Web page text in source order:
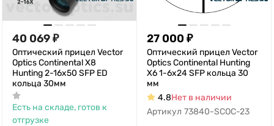
40 069₽
Оптический прицел Vector
Optics Continental X8
Hunting 2-16x50 SFP ED
кольца 30мм
Есть на складе, готов к
отгрузке
27 000 ₽
Оптический прицел Vector
Optics Continental Hunting
X6 1-6x24 SFP кольца 30
мм
4.8Нет в наличии
Артикул 73840-SCOC-23